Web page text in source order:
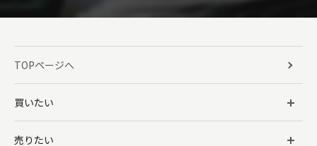
TOPページへ
買いたい
売りたい